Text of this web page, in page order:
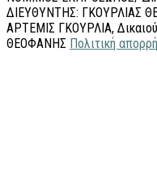
ΔΙΕΥΘΥΝΤΗΣ: ΓΚΟΥΡΛΙΑΣ
ΑΡΤΕΜΙΣ ΓΚΟΥΡΛΙΑ,
ΘΕΟΦΑΝΗΣ Πολιτική